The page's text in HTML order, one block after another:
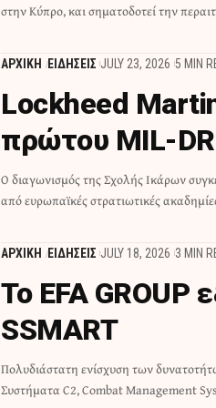
στην Κύπρο, και σηματοδοτεί την
ΑΡΧΙΚΗ ΕΙΔΗΣΕΙΣ JULY 23, 2026 5 MIN
Lockheed
πρώτου MIL-
Ο διαγωνισμός της Σχολής Ικάρων
από ευρωπαϊκές στρατιωτικές
προσομοίωσης Έρευνας και
ΑΡΧΙΚΗ ΕΙΔΗΣΕΙΣ JULY 18, 2026 3 MIN
To EFA GROUP
SSMART
Πολυδιάστατη ενίσχυση των
Συστήματα C2, Combat Management